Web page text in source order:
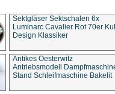
Sektgläser Sektschalen 6x
Luminarc Cavalier Rot 70er
Design Klassiker
Antikes Oesterwitz
Antriebsmodell
Stand Schleifmaschine Bakelit